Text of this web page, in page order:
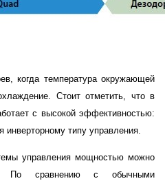
когда температура окружающей
Стоит отметить, что в
с высокой эффективностью:
инверторному типу управления.
управления мощностью можно
По сравнению с обычными